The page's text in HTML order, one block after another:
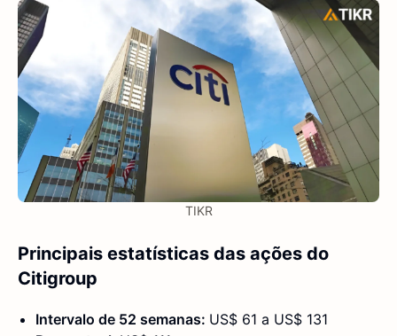
TIKR
Principais estatísticas das ações do
Citigroup
Intervalo de 52 semanas: US$ 61 a US$ 131